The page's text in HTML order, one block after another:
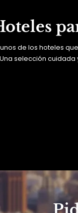
de los hoteles
selección